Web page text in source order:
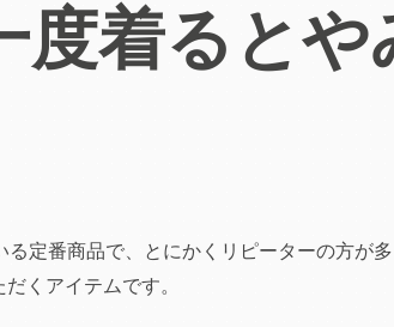
度着るとや
定番商品で、とにかくリピーターの方が多
くアイテムです。